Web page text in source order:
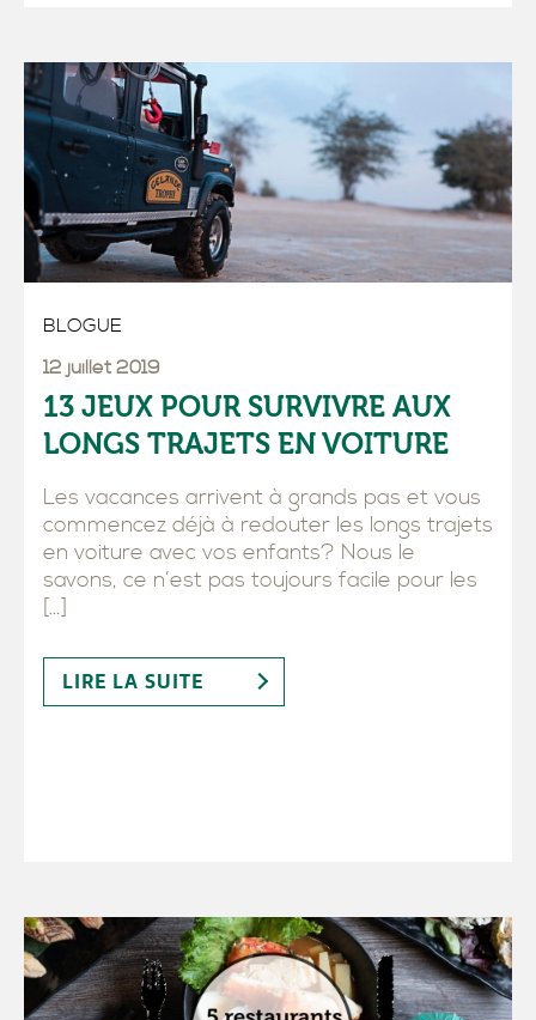
BLOGUE
12 juillet 2019
13 JEUX POUR SURVIVRE AUX
LONGS TRAJETS EN VOITURE
Les vacances arrivent à grands pas et vous
commencez déjà à redouter les longs trajets
en voiture avec vos enfants? Nous le
savons, ce n’est pas toujours facile pour les
[…]
LIRE LA SUITE